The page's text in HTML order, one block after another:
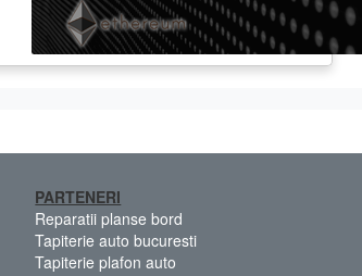
PARTENERI
Reparatii planse bord
Tapiterie auto bucuresti
Tapiterie plafon auto